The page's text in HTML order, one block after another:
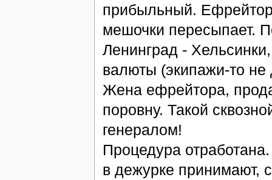
прибыльный. Ефрейтор
мешочки пересыпает.
Ленинград -
валюты (экипажи-то не
Жена ефрейтора,
поровну. Такой
генералом!
Процедура
в дежурке принимают,